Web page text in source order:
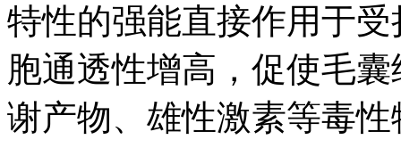
特性的强能直接作用于
胞通透性增高，促使毛
谢产物、雄性激素等毒